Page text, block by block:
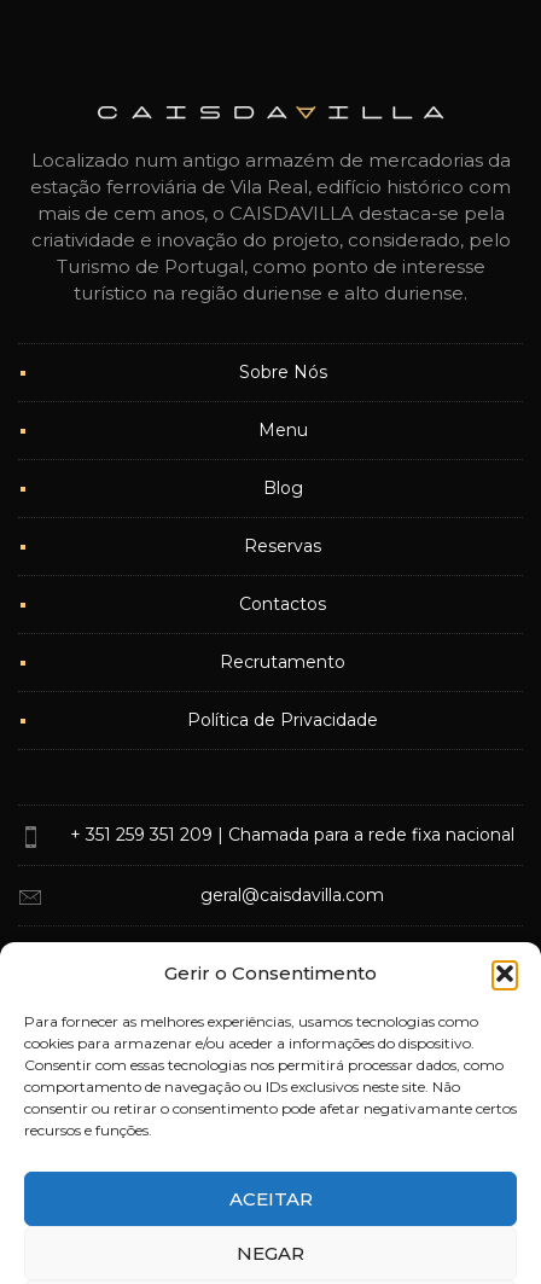
Gerir o Consentimento
Para fornecer as melhores experiências, usamos tecnologias como
cookies para armazenar e/ou aceder a informações do dispositivo.
Consentir com essas tecnologias nos permitirá processar dados, como
comportamento de navegação ou IDs exclusivos neste site. Não
consentir ou retirar o consentimento pode afetar negativamante certos
recursos e funções.
ACEITAR
NEGAR
Localizado num antigo armazém de mercadorias da
estação ferroviária de Vila Real, edifício histórico com
mais de cem anos, o CAISDAVILLA destaca-se pela
criatividade e inovação do projeto, considerado, pelo
Turismo de Portugal, como ponto de interesse
turístico na região duriense e alto duriense.
Sobre Nós
Menu
Blog
Reservas
Contactos
Recrutamento
Política de Privacidade
+ 351 259 351 209 | Chamada para a rede fixa nacional
geral@caisdavilla.com
5000-570 Vila Real
Deixe-nos a sua opinião